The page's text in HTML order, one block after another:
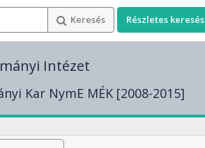
Keresés Részletes keresés
Intézet
Kar NymE MÉK [2008-2015]